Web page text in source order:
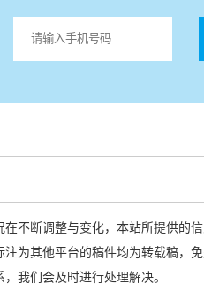
在不断调整与变化，本站所提供的
注为其他平台的稿件均为转载稿
我们会及时进行处理解决。